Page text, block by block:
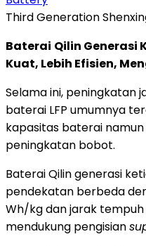
Third Generation
Baterai Qilin Generasi
Kuat, Lebih Efisien,
Selama ini, peningkatan
baterai LFP umumnya
kapasitas baterai
peningkatan bobot.
Baterai Qilin generasi
pendekatan berbeda
Wh/kg dan jarak tempuh
mendukung pengisian